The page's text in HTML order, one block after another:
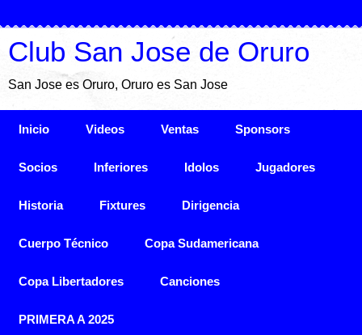
Club San Jose de Oruro
San Jose es Oruro, Oruro es San Jose
Inicio Videos Ventas Sponsors
Socios Inferiores Idolos Jugadores
Historia Fixtures Dirigencia
Cuerpo Técnico Copa Sudamericana
Copa Libertadores Canciones
PRIMERA A 2025